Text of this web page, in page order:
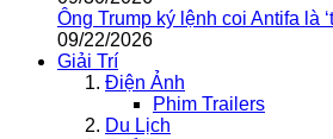
Ông Trump ký lệnh coi Antifa là
09/22/2026
Giải Trí
Điện Ảnh
Phim Trailers
Du Lịch